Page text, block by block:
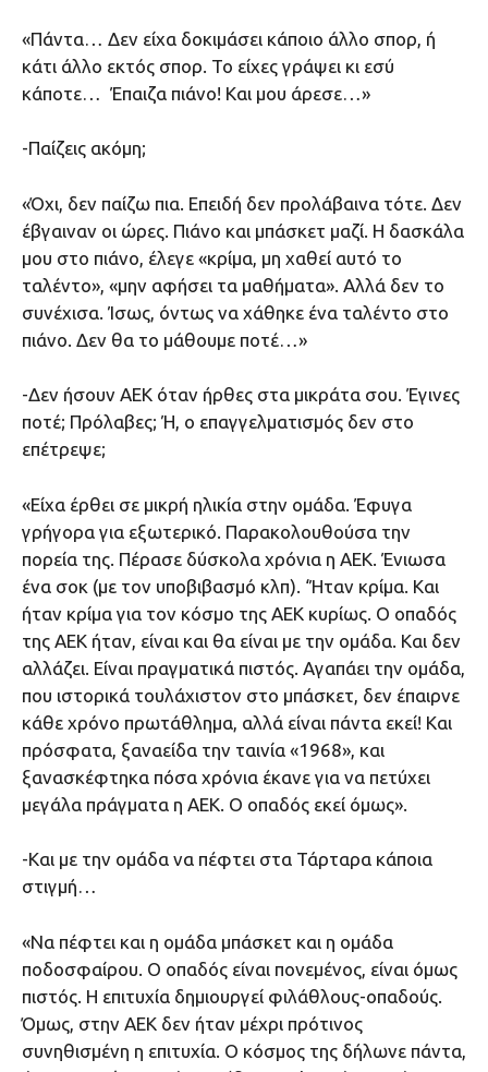
«Πάντα… Δεν είχα δοκιμάσει κάποιο άλλο σπορ, ή
κάτι άλλο εκτός σπορ. Το είχες γράψει κι εσύ
κάποτε… Έπαιζα πιάνο! Και μου άρεσε…»
-Παίζεις ακόμη;
«Όχι, δεν παίζω πια. Επειδή δεν προλάβαινα τότε. Δεν
έβγαιναν οι ώρες. Πιάνο και μπάσκετ μαζί. Η δασκάλα
μου στο πιάνο, έλεγε «κρίμα, μη χαθεί αυτό το
ταλέντο», «μην αφήσει τα μαθήματα». Αλλά δεν το
συνέχισα. Ίσως, όντως να χάθηκε ένα ταλέντο στο
πιάνο. Δεν θα το μάθουμε ποτέ…»
-Δεν ήσουν ΑΕΚ όταν ήρθες στα μικράτα σου. Έγινες
ποτέ; Πρόλαβες; Ή, ο επαγγελματισμός δεν στο
επέτρεψε;
«Είχα έρθει σε μικρή ηλικία στην ομάδα. Έφυγα
γρήγορα για εξωτερικό. Παρακολουθούσα την
πορεία της. Πέρασε δύσκολα χρόνια η ΑΕΚ. Ένιωσα
ένα σοκ (με τον υποβιβασμό κλπ). ‘Ήταν κρίμα. Και
ήταν κρίμα για τον κόσμο της ΑΕΚ κυρίως. Ο οπαδός
της ΑΕΚ ήταν, είναι και θα είναι με την ομάδα. Και δεν
αλλάζει. Είναι πραγματικά πιστός. Αγαπάει την ομάδα,
που ιστορικά τουλάχιστον στο μπάσκετ, δεν έπαιρνε
κάθε χρόνο πρωτάθλημα, αλλά είναι πάντα εκεί! Και
πρόσφατα, ξαναείδα την ταινία «1968», και
ξανασκέφτηκα πόσα χρόνια έκανε για να πετύχει
μεγάλα πράγματα η ΑΕΚ. Ο οπαδός εκεί όμως».
-Και με την ομάδα να πέφτει στα Τάρταρα κάποια
στιγμή…
«Να πέφτει και η ομάδα μπάσκετ και η ομάδα
ποδοσφαίρου. Ο οπαδός είναι πονεμένος, είναι όμως
πιστός. Η επιτυχία δημιουργεί φιλάθλους-οπαδούς.
Όμως, στην ΑΕΚ δεν ήταν μέχρι πρότινος
συνηθισμένη η επιτυχία. Ο κόσμος της δήλωνε πάντα,